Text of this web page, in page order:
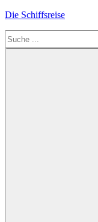
Zum
springen
Die Schiffsreise
Literatur-
Suchen